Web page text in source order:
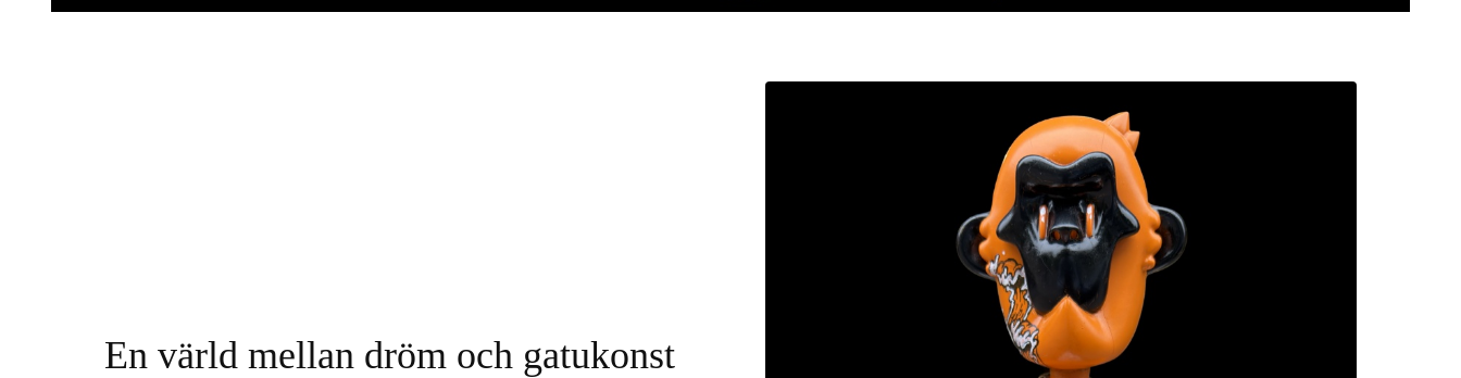
En värld mellan dröm och gatukonst